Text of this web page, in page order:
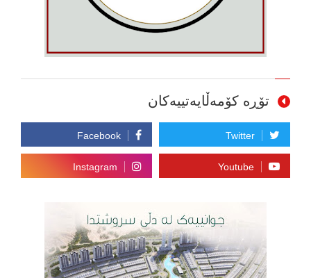
تۆڕە کۆمەڵایەتییەکان